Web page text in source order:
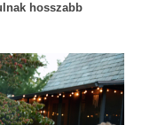
hosszabb